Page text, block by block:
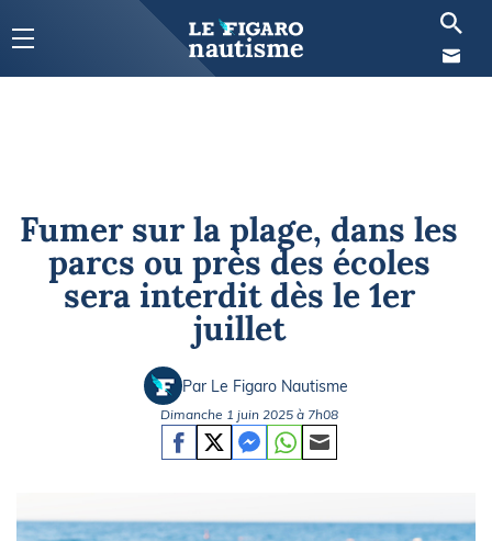
Fumer sur la plage, dans les
parcs ou près des écoles
sera interdit dès le 1er
juillet
Par Le Figaro Nautisme
Dimanche 1 juin 2025 à 7h08